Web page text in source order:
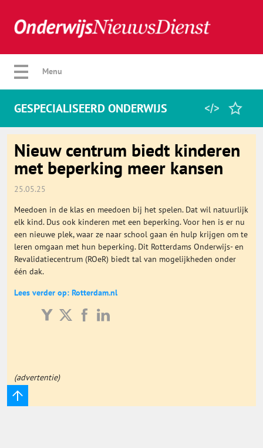
Verberg menu
Home
Favorieten
Categorie
Algemeen
Onderwijs Totaal
Basisonderwijs
ICT
Menu
GESPECIALISEERD ONDERWIJS
Nieuw centrum biedt kinderen
met beperking meer kansen
25.05.25
Meedoen in de klas en meedoen bij het spelen. Dat wil natuurlijk
elk kind. Dus ook kinderen met een beperking. Voor hen is er nu
een nieuwe plek, waar ze naar school gaan én hulp krijgen om te
leren omgaan met hun beperking. Dit Rotterdams Onderwijs- en
Revalidatiecentrum (ROeR) biedt tal van mogelijkheden onder
één dak.
Lees verder op: Rotterdam.nl
(advertentie)